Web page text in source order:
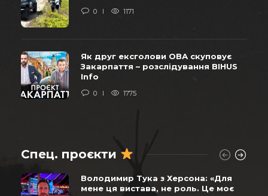
0 1171
Як друг ексголови ОВА скуповує
Закарпаття – розслідування BIHUS
Info
0 1775
Спец. проєкти
Володимир Тука з Херсона: «Для
мене ця вистава, не роль. Це моє